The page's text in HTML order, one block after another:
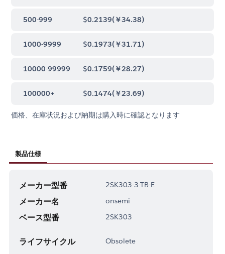
500-999 $0.2139(￥34.38)
1000-9999 $0.1973(￥31.71)
10000-99999 $0.1759(￥28.27)
100000+ $0.1474(￥23.69)
価格、在庫状況および納期は購入時に確認となります
製品仕様
メーカー型番 2SK303-3-TB-E
メーカー名 onsemi
ベース型番 2SK303
ライフサイクル Obsolete